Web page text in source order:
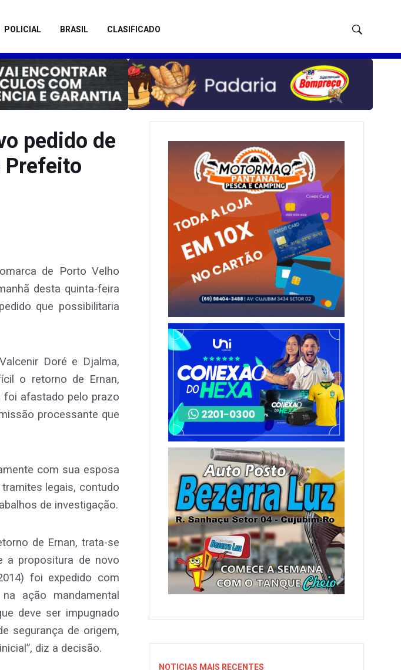
POLICIAL BRASIL CLASIFICADO
pedido de
Prefeito
de Porto Velho
desta quinta-feira
que possibilitaria
Doré e Djalma,
o retorno de Ernan,
foi afastado pelo prazo
processante que
com sua esposa
legais, contudo
de investigação.
de Ernan, trata-se
a propositura de novo
foi expedido com
ação mandamental
deve ser impugnado
segurança de origem,
diz a decisão.
NOTICIAS MAIS RECENTES